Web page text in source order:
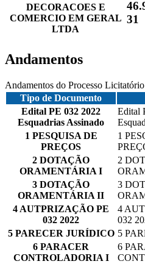
DECORACOES E
COMERCIO EM GERAL
LTDA
31
Andamentos
Andamentos do Processo Licitatório
Tipo de Documento
Edital PE 032 2022
Esquadrias Assinado
Edital
1 PESQUISA DE
PREÇOS
1
2 DOTAÇÃO
ORAMENTÁRIA I
2
3 DOTAÇÃO
ORAMENTÁRIA II
3
4 AUTPRIZAÇÃO PE
032 2022
4
032
5 PARECER JURÍDICO 5
6 PARACER
CONTROLADORIA I
6